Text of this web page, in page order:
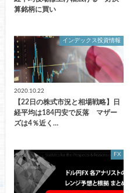
算銘柄に買い
インデックス投資情報
2020.10.22
【22日の株式市況と相場戦略】日
経平均は184円安で反落 マザー
ズは4％近く…
FX